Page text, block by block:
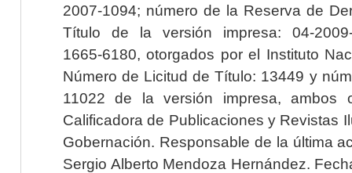
2007-1094; número de la Reserva de
Título de la versión impresa: 04-2009-
1665-6180, otorgados por el Instituto
Número de Licitud de Título: 13449 y
11022 de la versión impresa, ambos
Calificadora de Publicaciones y Revistas
Gobernación. Responsable de la última
Sergio Alberto Mendoza Hernández.